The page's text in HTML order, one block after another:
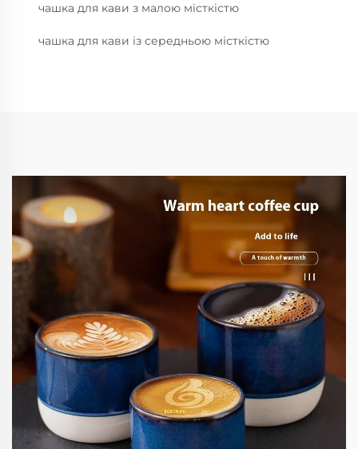
чашка для кави з малою місткістю
чашка для кави із середньою місткістю